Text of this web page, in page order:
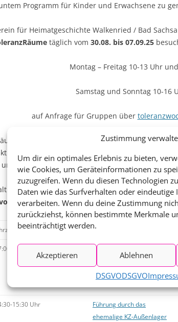
Zustimmung
Um dir ein optimales Erlebnis zu bieten,
wie Cookies, um Geräteinformationen zu
zuzugreifen. Wenn du diesen Technologien
Daten wie das Surfverhalten oder eindeutige
verarbeiten. Wenn du deine Zustimmung
zurückziehst, können bestimmte Merkmale
beeinträchtigt werden.
Akzeptieren Ablehnen
DSGVODSGVO
Programm für Kinder und Erwachsene zu
für Heimatgeschichte Walkenried / Bad
täglich vom 30.08. bis 07.09.25
Montag – Freitag 10-13 Uhr
Samstag und Sonntag 10-16
auf Anfrage für Gruppen über
möchten wir Menschen aus allen
kann, aber auch, wo sie ihre Grenzen
gesellschaftliche Toleranz einsetzen können.
am 30.08.25 und der täglich geöffneten
01.09. bis 06.09.25 an:
Titel und Beschreibung
19:00 Uhr
Vortrag „Demenz –
15:30 Uhr
Führung durch das
ehemalige KZ-Außenlager